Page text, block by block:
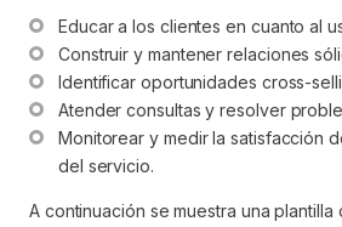
Educar a los clientes en cuanto al
Construir y mantener relaciones
Identificar oportunidades cross-
Atender consultas y resolver
Monitorear y medir la satisfacción
del servicio.
A continuación se muestra una